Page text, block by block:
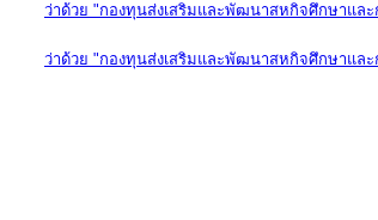
ว่าด้วย "กองทุนส่งเสริมและพัฒนาสหกิจศึกษาแล
ว่าด้วย "กองทุนส่งเสริมและพัฒนาสหกิจศึกษาแล